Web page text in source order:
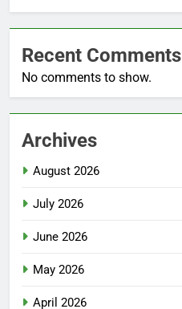
Recent Comments
No comments to show.
Archives
August 2026
July 2026
June 2026
May 2026
April 2026